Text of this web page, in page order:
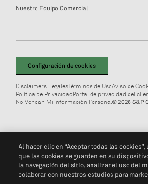
Nuestro Equipo Comercial
Configuración de cookies
Disclaimers LegalesTérminos de UsoAviso de
Política de PrivacidadPortal de privacidad del
No Vendan Mi Información Personal© 2026 S&P
Al hacer clic en “Aceptar todas las cookies”,
que las cookies se guarden en su
la navegación del sitio, analizar el uso del
colaborar con nuestros estudios para